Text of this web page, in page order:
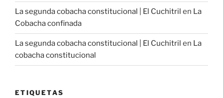
La segunda cobacha constitucional | El Cuchitril en La
Cobacha confinada
La segunda cobacha constitucional | El Cuchitril en La
cobacha constitucional
ETIQUETAS